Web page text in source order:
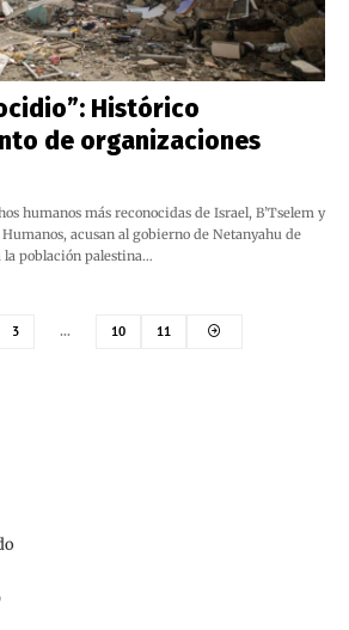
Histórico
de organizaciones
humanos más reconocidas de Israel, B’Tselem y
acusan al gobierno de Netanyahu de
población palestina…
3 … 10 11